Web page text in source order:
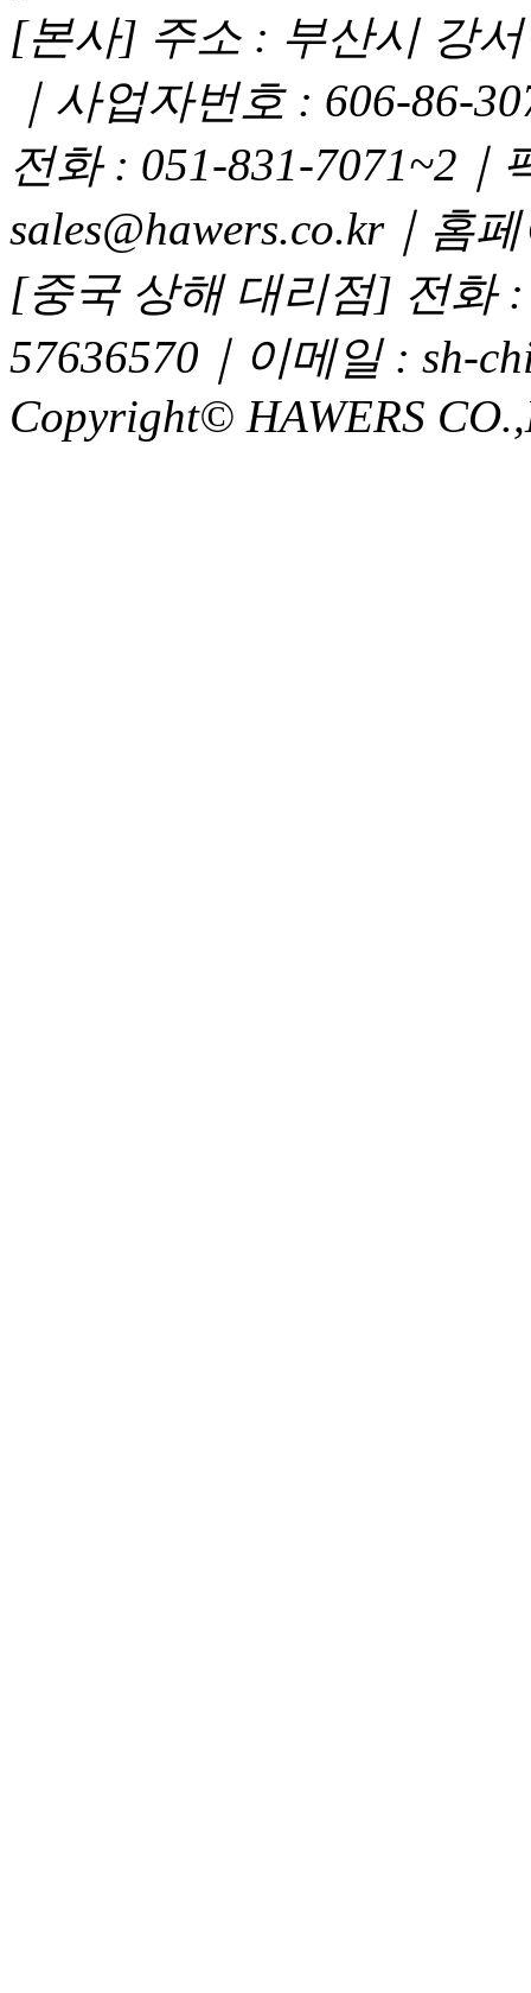
[본사] 주소 : 부산시 강
｜사업자번호 : 606-86-
전화 : 051-831-7071~2
sales@hawers.co.kr｜홈
[중국 상해 대리점] 전화 :
57636570｜이메일 : sh-
Copyright© HAWERS